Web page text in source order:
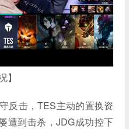
】
反击，TES主动的置换资
遭到击杀，JDG成功控下